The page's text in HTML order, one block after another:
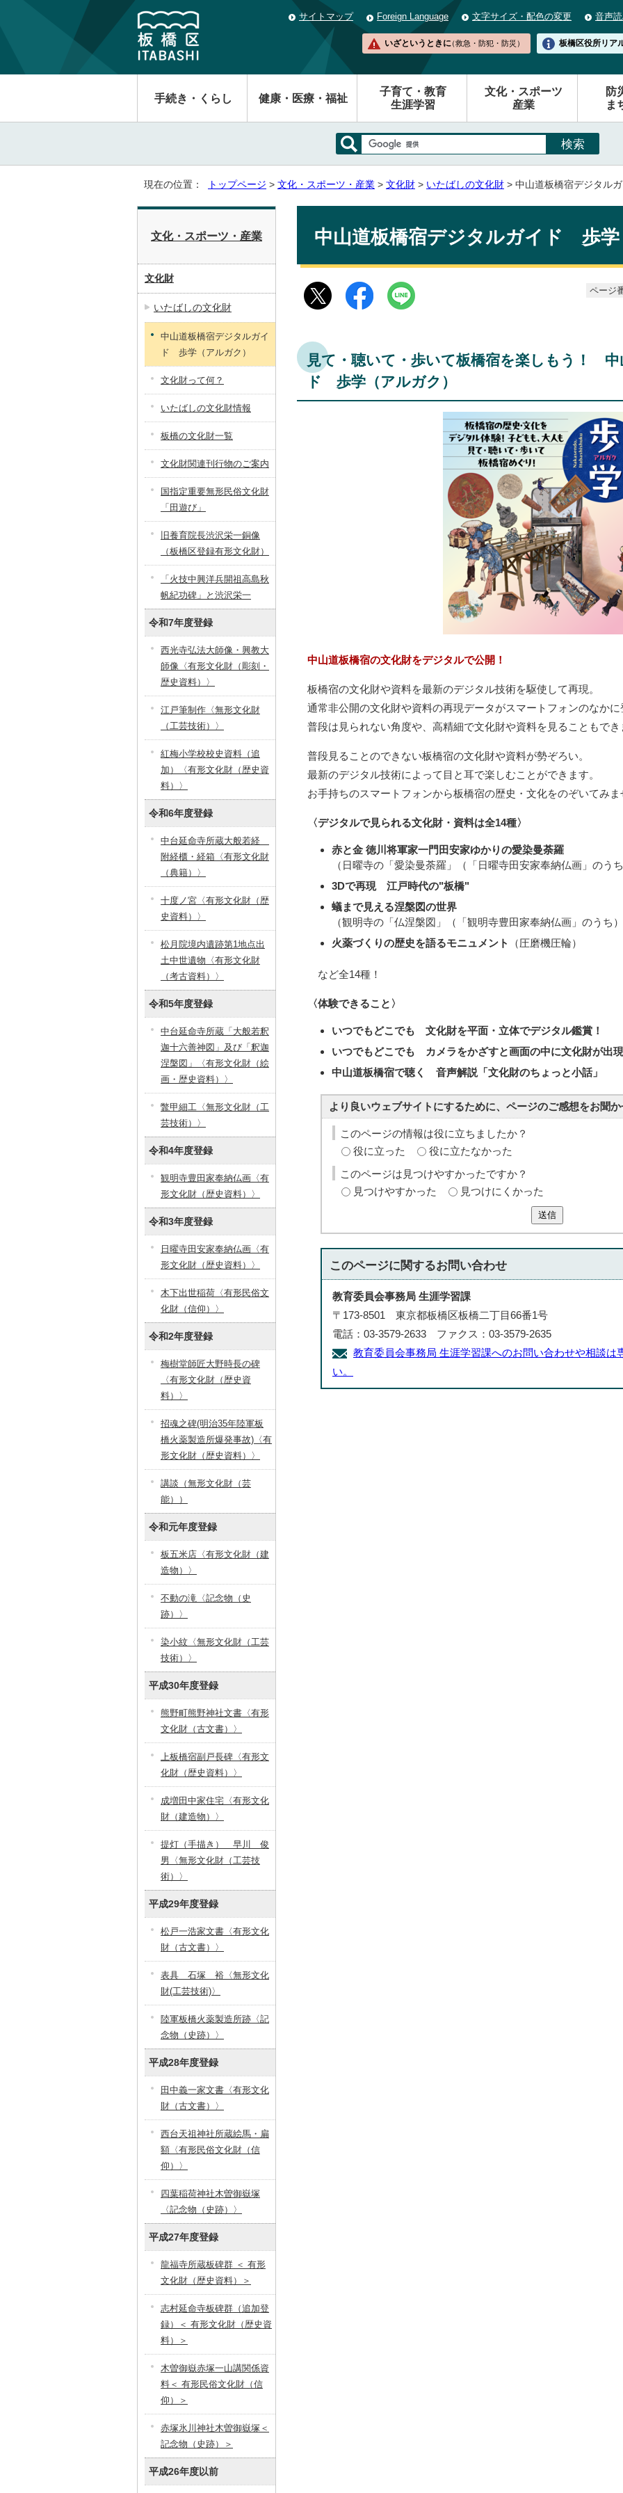
サイトマップ Foreign Language 文字サイズ・配色の変更 音声
いざというときに（救急・防犯・防災） 板橋区役所リア
手続き・くらし 健康・医療・福祉
子育て・教育
生涯学習
文化・スポーツ
産業
防
ま
現在の位置： トップページ > 文化・スポーツ・産業 > 文化財 > いたばしの文化財 > 中山道板橋宿デジタル
中山道板橋宿デジタルガイド 歩学
ページ
見て・聴いて・歩いて板橋宿を楽しもう！ 中
ド 歩学（アルガク）
中山道板橋宿の文化財をデジタルで公開！
板橋宿の文化財や資料を最新のデジタル技術を駆使して再現。
通常非公開の文化財や資料の再現データがスマートフォンのなかに
普段は見られない角度や、高精細で文化財や資料を見ることもでき
普段見ることのできない板橋宿の文化財や資料が勢ぞろい。
最新のデジタル技術によって目と耳で楽しむことができます。
お手持ちのスマートフォンから板橋宿の歴史・文化をのぞいてみま
〈デジタルで見られる文化財・資料は全14種〉
赤と金 徳川将軍家一門田安家ゆかりの愛染曼荼羅
（日曜寺の「愛染曼荼羅」（「日曜寺田安家奉納仏画」のうち
3Dで再現 江戸時代の"板橋"
蟻まで見える涅槃図の世界
（観明寺の「仏涅槃図」（「観明寺豊田家奉納仏画」のうち）
火薬づくりの歴史を語るモニュメント
（圧磨機圧輪）
など全14種！
〈体験できること〉
いつでもどこでも 文化財を平面・立体でデジタル鑑賞！
いつでもどこでも カメラをかざすと画面の中に文化財が出現
中山道板橋宿で聴く 音声解説「文化財のちょっと小話」
より良いウェブサイトにするために、ページのご感想をお聞か
このページの情報は役に立ちましたか？
役に立った
役に立たなかった
このページは見つけやすかったですか？
見つけやすかった
見つけにくかった
送信
このページに関するお問い合わせ
教育委員会事務局 生涯学習課
〒173-8501 東京都板橋区板橋二丁目66番1号
電話：03-3579-2633 ファクス：03-3579-2635
教育委員会事務局 生涯学習課へのお問い合わせや相談は
い。
文化・スポーツ・産業
文化財
いたばしの文化財
中山道板橋宿デジタルガイ
ド 歩学（アルガク）
文化財って何？
いたばしの文化財情報
板橋の文化財一覧
文化財関連刊行物のご案内
国指定重要無形民俗文化財
「田遊び」
旧養育院長渋沢栄一銅像
（板橋区登録有形文化財）
「火技中興洋兵開祖高島秋
帆紀功碑」と渋沢栄一
令和7年度登録
西光寺弘法大師像・興教大
師像〈有形文化財（彫刻・
歴史資料）〉
江戸筆制作〈無形文化財
（工芸技術）〉
紅梅小学校校史資料（追
加）〈有形文化財（歴史資
料）〉
令和6年度登録
中台延命寺所蔵大般若経
附経櫃・経箱〈有形文化財
（典籍）〉
十度ノ宮〈有形文化財（歴
史資料）〉
松月院境内遺跡第1地点出
土中世遺物〈有形文化財
（考古資料）〉
令和5年度登録
中台延命寺所蔵「大般若釈
迦十六善神図」及び「釈迦
涅槃図」〈有形文化財（絵
画・歴史資料）〉
鼈甲細工〈無形文化財（工
芸技術）〉
令和4年度登録
観明寺豊田家奉納仏画〈有
形文化財（歴史資料）〉
令和3年度登録
日曜寺田安家奉納仏画〈有
形文化財（歴史資料）〉
木下出世稲荷〈有形民俗文
化財（信仰）〉
令和2年度登録
梅樹堂師匠大野時長の碑
〈有形文化財（歴史資
料）〉
招魂之碑(明治35年陸軍板
橋火薬製造所爆発事故)〈有
形文化財（歴史資料）〉
講談（無形文化財（芸
能））
令和元年度登録
板五米店〈有形文化財（建
造物）〉
不動の滝〈記念物（史
跡）〉
染小紋〈無形文化財（工芸
技術）〉
平成30年度登録
熊野町熊野神社文書〈有形
文化財（古文書）〉
上板橋宿副戸長碑〈有形文
化財（歴史資料）〉
成増田中家住宅〈有形文化
財（建造物）〉
提灯（手描き） 早川 俊
男〈無形文化財（工芸技
術）〉
平成29年度登録
松戸一浩家文書〈有形文化
財（古文書）〉
表具 石塚 裕〈無形文化
財(工芸技術)〉
陸軍板橋火薬製造所跡〈記
念物（史跡）〉
平成28年度登録
田中義一家文書〈有形文化
財（古文書）〉
西台天祖神社所蔵絵馬・扁
額〈有形民俗文化財（信
仰）〉
四葉稲荷神社木曽御嶽塚
〈記念物（史跡）〉
平成27年度登録
龍福寺所蔵板碑群 ＜ 有形
文化財（歴史資料）＞
志村延命寺板碑群（追加登
録）＜ 有形文化財（歴史資
料）＞
木曽御嶽赤塚一山講関係資
料＜ 有形民俗文化財（信
仰）＞
赤塚氷川神社木曽御嶽塚＜
記念物（史跡）＞
平成26年度以前